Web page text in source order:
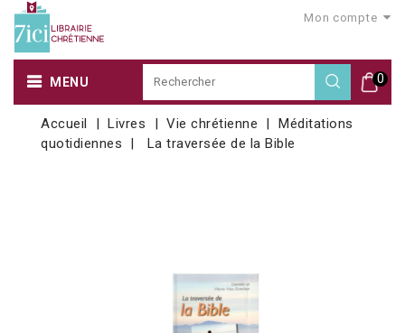
Mon compte
0
MENU
Accueil Livres Vie chrétienne
Méditations
quotidiennes
La traversée de la Bible